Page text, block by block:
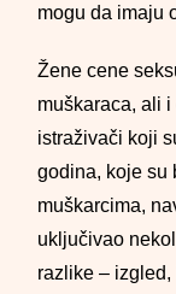
mogu da imaju
Žene cene
muškaraca, ali
istraživači koji
godina, koje su
muškarcima,
uključivao
razlike –